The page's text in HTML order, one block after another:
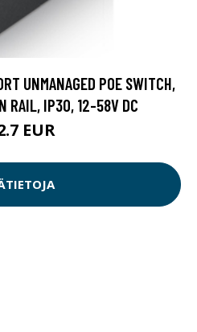
UNMANAGED POE SWITCH,
RAIL, IP30, 12-58V DC
EUR